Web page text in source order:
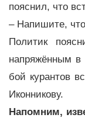
пояснил, что
– Напишите,
Политик
напряжённым
бой курантов
Иконникову.
Напомним,